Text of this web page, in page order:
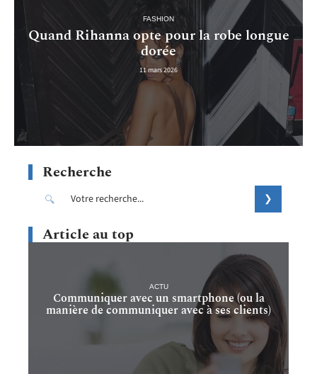
FASHION
Quand Rihanna opte pour la robe longue
dorée
11 mars 2026
Recherche
Article au top
ACTU
Communiquer avec un smartphone (ou la
manière de communiquer avec à ses clients)